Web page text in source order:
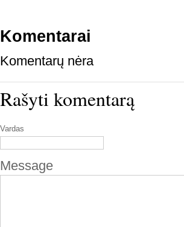
Komentarai
Komentarų nėra
Rašyti komentarą
Vardas
Message